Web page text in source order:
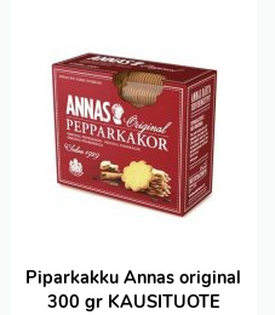
Piparkakku Annas original
300 gr KAUSITUOTE